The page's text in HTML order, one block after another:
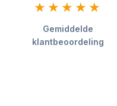
★★★★★
Gemiddelde
klantbeoordeling